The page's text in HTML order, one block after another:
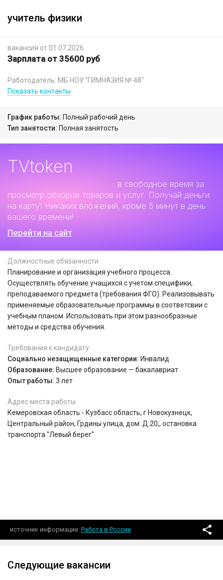
учитель физики
вакансия от 01.07.2026
Зарплата от 35600 руб
Работодатель: МБ НОУ "ГИМНАЗИЯ № 48"
Показать контакты
График работы: Полный рабочий день
Тип занятости: Полная занятость
TVtoken
в свободное время за
просмотр обзоров товаров и услуг. Получай деньги
на карту! Никаких вложений, кроме 5 минут в день
вашего времени!
Перейти на сайт
Должностные обязанности
Планирование и организация учебного процесса.
Осуществлять обучение учащихся с учетом специфики,
преподаваемого предмета (требования ФГО). Реализовывать
применяемые образовательные программы в соответсвии с
учебным планом. Использовать при этом разнообразные
методы и средства обучения.
Требования к кандидату
Социально незащищенные категории: Инвалид
Образование: Высшее образование — бакалавриат
Опыт работы: 3 лет
Адрес места работы
Кемеровская область - Кузбасс область, г Новокузнецк,
Центральный район, Грдины улица, дом: Д.20;, остановка
транспорта "Левый берег"
источник информации Работа в России
Следующие вакансии